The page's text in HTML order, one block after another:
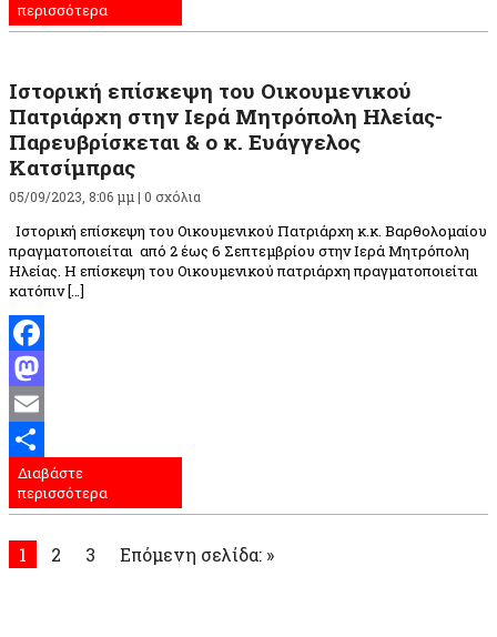
περισσότερα
Ιστορική επίσκεψη του Οικουμενικού
Πατριάρχη στην Ιερά Μητρόπολη Ηλείας-
Παρευβρίσκεται & ο κ. Ευάγγελος
Κατσίμπρας
05/09/2023, 8:06 μμ | 0 σχόλια
Ιστορική επίσκεψη του Οικουμενικού Πατριάρχη κ.κ. Βαρθολομαίου
πραγματοποιείται από 2 έως 6 Σεπτεμβρίου στην Ιερά Μητρόπολη
Ηλείας. Η επίσκεψη του Οικουμενικού πατριάρχη πραγματοποιείται
κατόπιν […]
Facebook
Mastodon
Email
Μοιραστείτε
Διαβάστε
περισσότερα
1 2 3 Επόμενη σελίδα: »